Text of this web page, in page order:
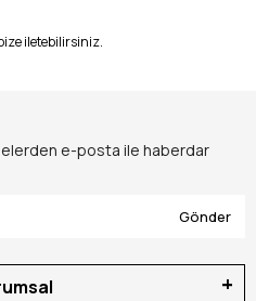
iletebilirsiniz.
e-posta ile haberdar
Gönder